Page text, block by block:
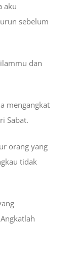
aku
sebelum
dan
mengangkat
Sabat.
orang yang
tidak